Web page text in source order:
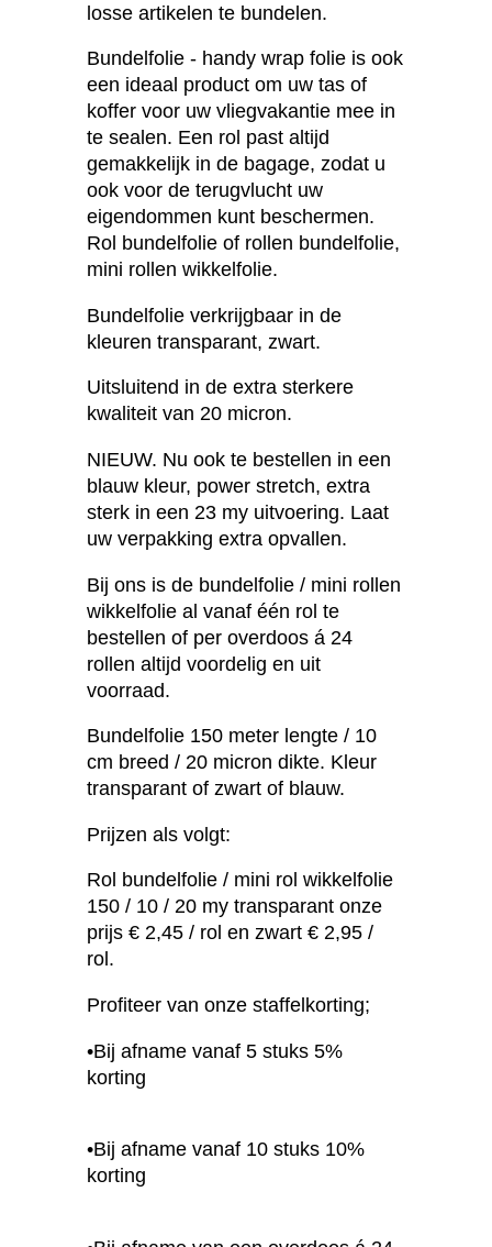
losse artikelen te bundelen.
Bundelfolie - handy wrap folie is ook
een ideaal product om uw tas of
koffer voor uw vliegvakantie mee in
te sealen. Een rol past altijd
gemakkelijk in de bagage, zodat u
ook voor de terugvlucht uw
eigendommen kunt beschermen.
Rol bundelfolie of rollen bundelfolie,
mini rollen wikkelfolie.
Bundelfolie verkrijgbaar in de
kleuren transparant, zwart.
Uitsluitend in de extra sterkere
kwaliteit van 20 micron.
NIEUW. Nu ook te bestellen in een
blauw kleur, power stretch, extra
sterk in een 23 my uitvoering. Laat
uw verpakking extra opvallen.
Bij ons is de bundelfolie / mini rollen
wikkelfolie al vanaf één rol te
bestellen of per overdoos á 24
rollen altijd voordelig en uit
voorraad.
Bundelfolie 150 meter lengte / 10
cm breed / 20 micron dikte. Kleur
transparant of zwart of blauw.
Prijzen als volgt:
Rol bundelfolie / mini rol wikkelfolie
150 / 10 / 20 my transparant onze
prijs € 2,45 / rol en zwart € 2,95 /
rol.
Profiteer van onze staffelkorting;
•Bij afname vanaf 5 stuks 5%
korting
•Bij afname vanaf 10 stuks 10%
korting